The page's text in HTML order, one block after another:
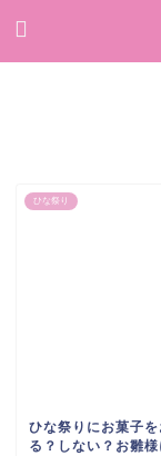
ひな祭り
ひな祭りにお菓子
る？しない？お雛